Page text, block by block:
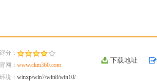
分：
网： www.ckm360.com
境： winxp/win7/win8/win10/
下载地址